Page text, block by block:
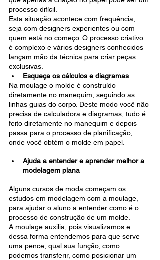
processo difícil.
Esta situação acontece com frequência,
seja com designers experientes ou com
quem está no começo. O processo criativo
é complexo e vários designers conhecidos
lançam mão da técnica para criar peças
exclusivas.
Esqueça os cálculos e diagramas
Na moulage o molde é construído
diretamente no manequim, seguindo as
linhas guias do corpo. Deste modo você não
precisa de calculadora e diagramas, tudo é
feito diretamente no manequim e depois
passa para o processo de planificação,
onde você obtém o molde em papel.
Ajuda a entender e aprender melhor a
modelagem plana
Alguns cursos de moda começam os
estudos em modelagem com a moulage,
para ajudar o aluno a entender como é o
processo de construção de um molde.
A moulage auxilia, pois visualizamos e
dessa forma entendemos para que serve
uma pence, qual sua função, como
podemos transferir, como posicionar um